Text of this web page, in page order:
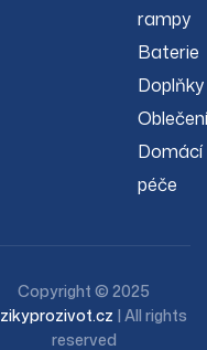
rampy
Baterie
Doplňky
Oblečení
Domácí
péče
Copyright © 2025
| All rights
reserved